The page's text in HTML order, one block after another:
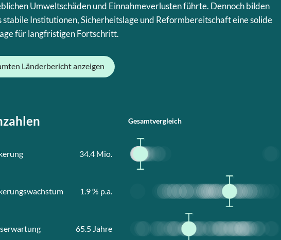
Umweltschäden und Einnahmeverlusten führte. Dennoch bilden
stabile Institutionen, Sicherheitslage und Reformbereitschaft eine solide
für langfristigen Fortschritt.
Länderbericht anzeigen
Gesamtvergleich
34.4 Mio.
1.9% p.a.
65.5 Jahre